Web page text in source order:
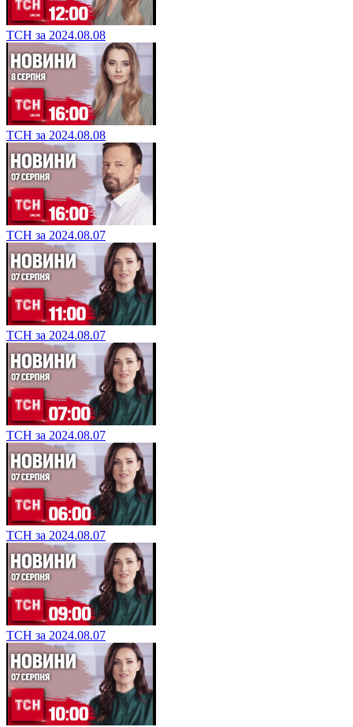
ТСН за 2024.08.08
ТСН за 2024.08.08
ТСН за 2024.08.07
ТСН за 2024.08.07
ТСН за 2024.08.07
ТСН за 2024.08.07
ТСН за 2024.08.07